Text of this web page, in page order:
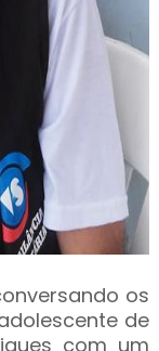
os
de
com um